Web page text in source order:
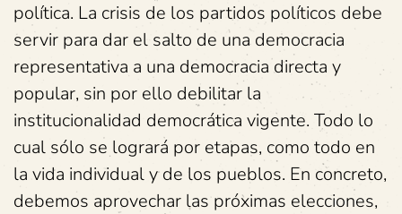
política. La crisis de los partidos políticos debe
servir para dar el salto de una democracia
representativa a una democracia directa y
popular, sin por ello debilitar la
institucionalidad democrática vigente. Todo lo
cual sólo se logrará por etapas, como todo en
la vida individual y de los pueblos. En concreto,
debemos aprovechar las próximas elecciones,